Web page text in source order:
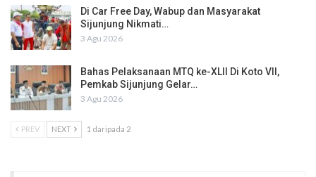
Di Car Free Day, Wabup dan Masyarakat
Sijunjung Nikmati…
3 Agu 2026
Bahas Pelaksanaan MTQ ke-XLII Di Koto VII,
Pemkab Sijunjung Gelar…
3 Agu 2026
PREV NEXT 1 daripada 2